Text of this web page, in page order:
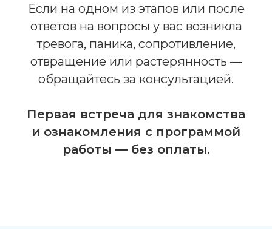
Если на одном из этапов или после
ответов на вопросы у вас возникла
тревога, паника, сопротивление,
отвращение или растерянность —
обращайтесь за консультацией.
Первая встреча для знакомства
и ознакомления с программой
работы — без оплаты.